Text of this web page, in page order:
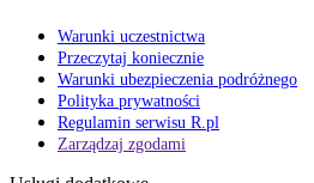
Warunki uczestnictwa
Przeczytaj koniecznie
Warunki ubezpieczenia podróżnego
Polityka prywatności
Regulamin serwisu R.pl
Zarządzaj zgodami